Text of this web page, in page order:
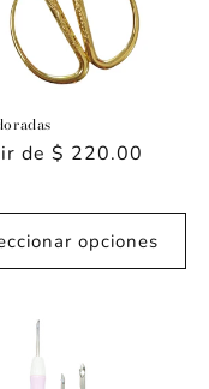
de $ 220.00
opciones